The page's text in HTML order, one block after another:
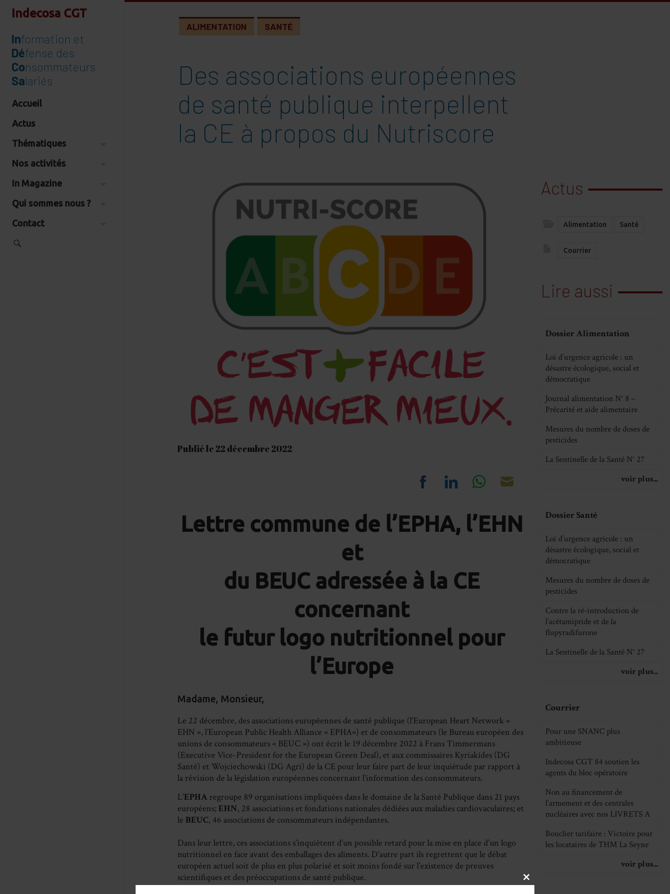
Indecosa CGT
Information et
Défense des
Consommateurs
Salariés
Accueil
Actus
Thématiques
Nos activités
In Magazine
Qui sommes nous ?
Contact
ALIMENTATION SANTÉ
Des associations européennes
de santé publique interpellent
la CE à propos du Nutriscore
Publié le 22 décembre 2022
on
Facebook
on
LinkedIn
on
WhatsApp
on
Email
Lettre commune de l’EPHA, l’EHN
et
du BEUC adressée à la CE
concernant
le futur logo nutritionnel pour
l’Europe
Madame, Monsieur,
Le 22 décembre, des associations européennes de santé publique (l’European Heart Network «
EHN », l’European Public Health Alliance « EPHA») et de consommateurs (le Bureau européen des
unions de consommateurs « BEUC ») ont écrit le 19 décembre 2022 à Frans Timmermans
(Executive Vice-President for the European Green Deal), et aux commissaires Kyriakides (DG
Santé) et Wojciechowski (DG Agri) de la CE pour leur faire part de leur inquiétude par rapport à
la révision de la législation européennes concernant l’information des consommateurs.
L’EPHA regroupe 89 organisations impliquées dans le domaine de la Santé Publique dans 21 pays
européens; EHN, 28 associations et fondations nationales dédiées aux maladies cardiovaculaires; et
le BEUC, 46 associations de consommateurs indépendantes.
Dans leur lettre, ces associations s’inquiètent d’un possible retard pour la mise en place d’un logo
nutritionnel en face avant des emballages des aliments. D’autre part ils regrettent que le débat
européen actuel soit de plus en plus polarisé et soit moins fondé sur l’existence de preuves
scientifiques et des préoccupations de santé publique.
Actus
Alimentation Santé
Courrier
Lire aussi
Dossier Alimentation
Loi d’urgence agricole : un
désastre écologique, social et
démocratique
Journal alimentation N° 8 –
Précarité et aide alimentaire
Mesures du nombre de doses de
pesticides
La Sentinelle de la Santé N° 27
voir plus...
Dossier Santé
Loi d’urgence agricole : un
désastre écologique, social et
démocratique
Mesures du nombre de doses de
pesticides
Contre la ré-introduction de
l’acétamipride et de la
flupyradifurone
La Sentinelle de la Santé N° 27
voir plus...
Courrier
Pour une SNANC plus
ambitieuse
Indecosa CGT 84 soutien les
agents du bloc opératoire
Non au financement de
l’armement et des centrales
nucléaires avec nos LIVRETS A
Bouclier tarifaire : Victoire pour
les locataires de THM La Seyne
voir plus...